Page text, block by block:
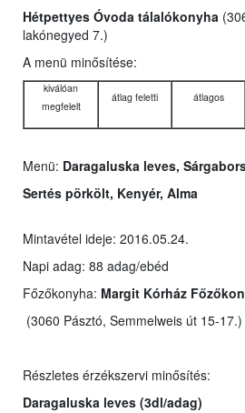
Hétpettyes Óvoda tálalókonyha
lakónegyed 7.)
A menü minősítése:
kiválóan
megfelelt
átlag feletti átlagos
Menü: Daragaluska leves,
Sertés pörkölt, Kenyér, Alma
Mintavétel ideje: 2016.05.24.
Napi adag: 88 adag/ebéd
Főzőkonyha: Margit Kórház
(3060 Pásztó, Semmelweis út 15-17.)
Részletes érzékszervi minősítés:
Daragaluska leves (3dl/adag)